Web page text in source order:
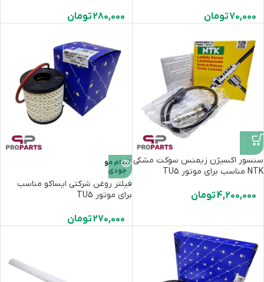
70,000تومان 280,000تومان
سنسور اکسیژن زیمنس سوکت مشکی
NTK مناسب برای موتور TU5
4,200,000تومان
اتمام مو
جودی
فیلتر روغن شرکتی ایساکو مناسب
برای موتور TU5
270,000تومان